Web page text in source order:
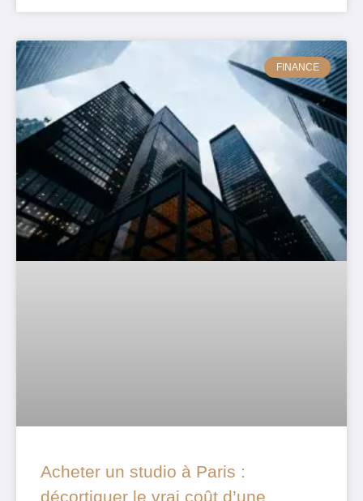
FINANCE
Acheter un studio à Paris :
décortiquer le vrai coût d’une